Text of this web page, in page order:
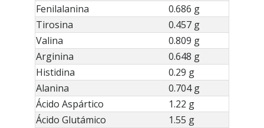
Fenilalanina
0.686 g
Tirosina
0.457 g
Valina
0.809 g
Arginina
0.648 g
Histidina
0.29 g
Alanina
0.704 g
Ácido Aspártico
1.22 g
Ácido Glutámico
1.55 g